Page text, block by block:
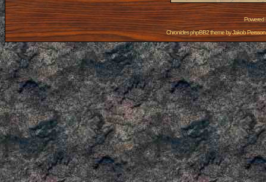
Powered
Chronicles phpBB2 theme byJakob Persson